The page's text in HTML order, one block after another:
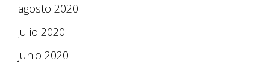
agosto 2020
julio 2020
junio 2020